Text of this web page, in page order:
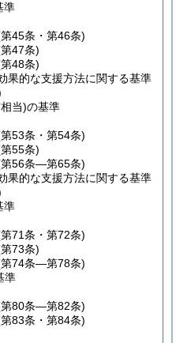
準
45条・第46条)
47条)
48条)
果的な支援方法に関する基準
当)の基準
53条・第54条)
55条)
56条―第65条)
果的な支援方法に関する基準
準
71条・第72条)
73条)
74条―第78条)
準
80条―第82条)
83条・第84条)